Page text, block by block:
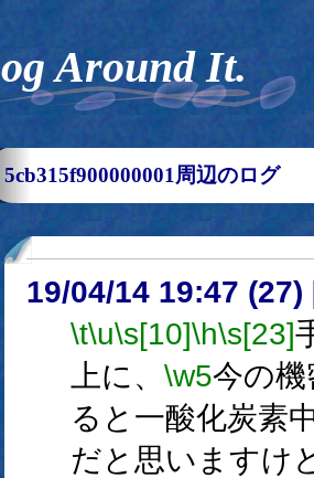
Log Around It.
5cb315f900000001周辺のログ
19/04/14 19:47 (27)
\t\u\s[10]\h\s[23]
上に、 \w5今の
ると一酸化炭素
だと思いますけ